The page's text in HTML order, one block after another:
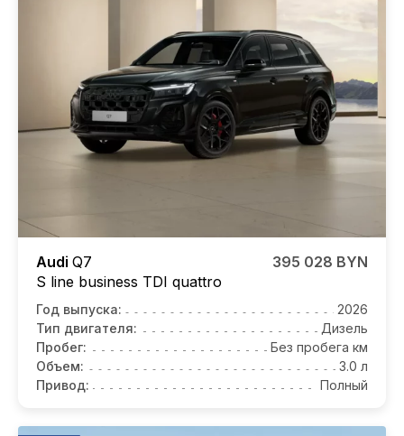
Audi Q7
S line business TDI quattro
395 028 BYN
Год выпуска:
2026
Тип двигателя:
Дизель
Пробег:
Без пробега км
Объем:
3.0 л
Привод:
Полный